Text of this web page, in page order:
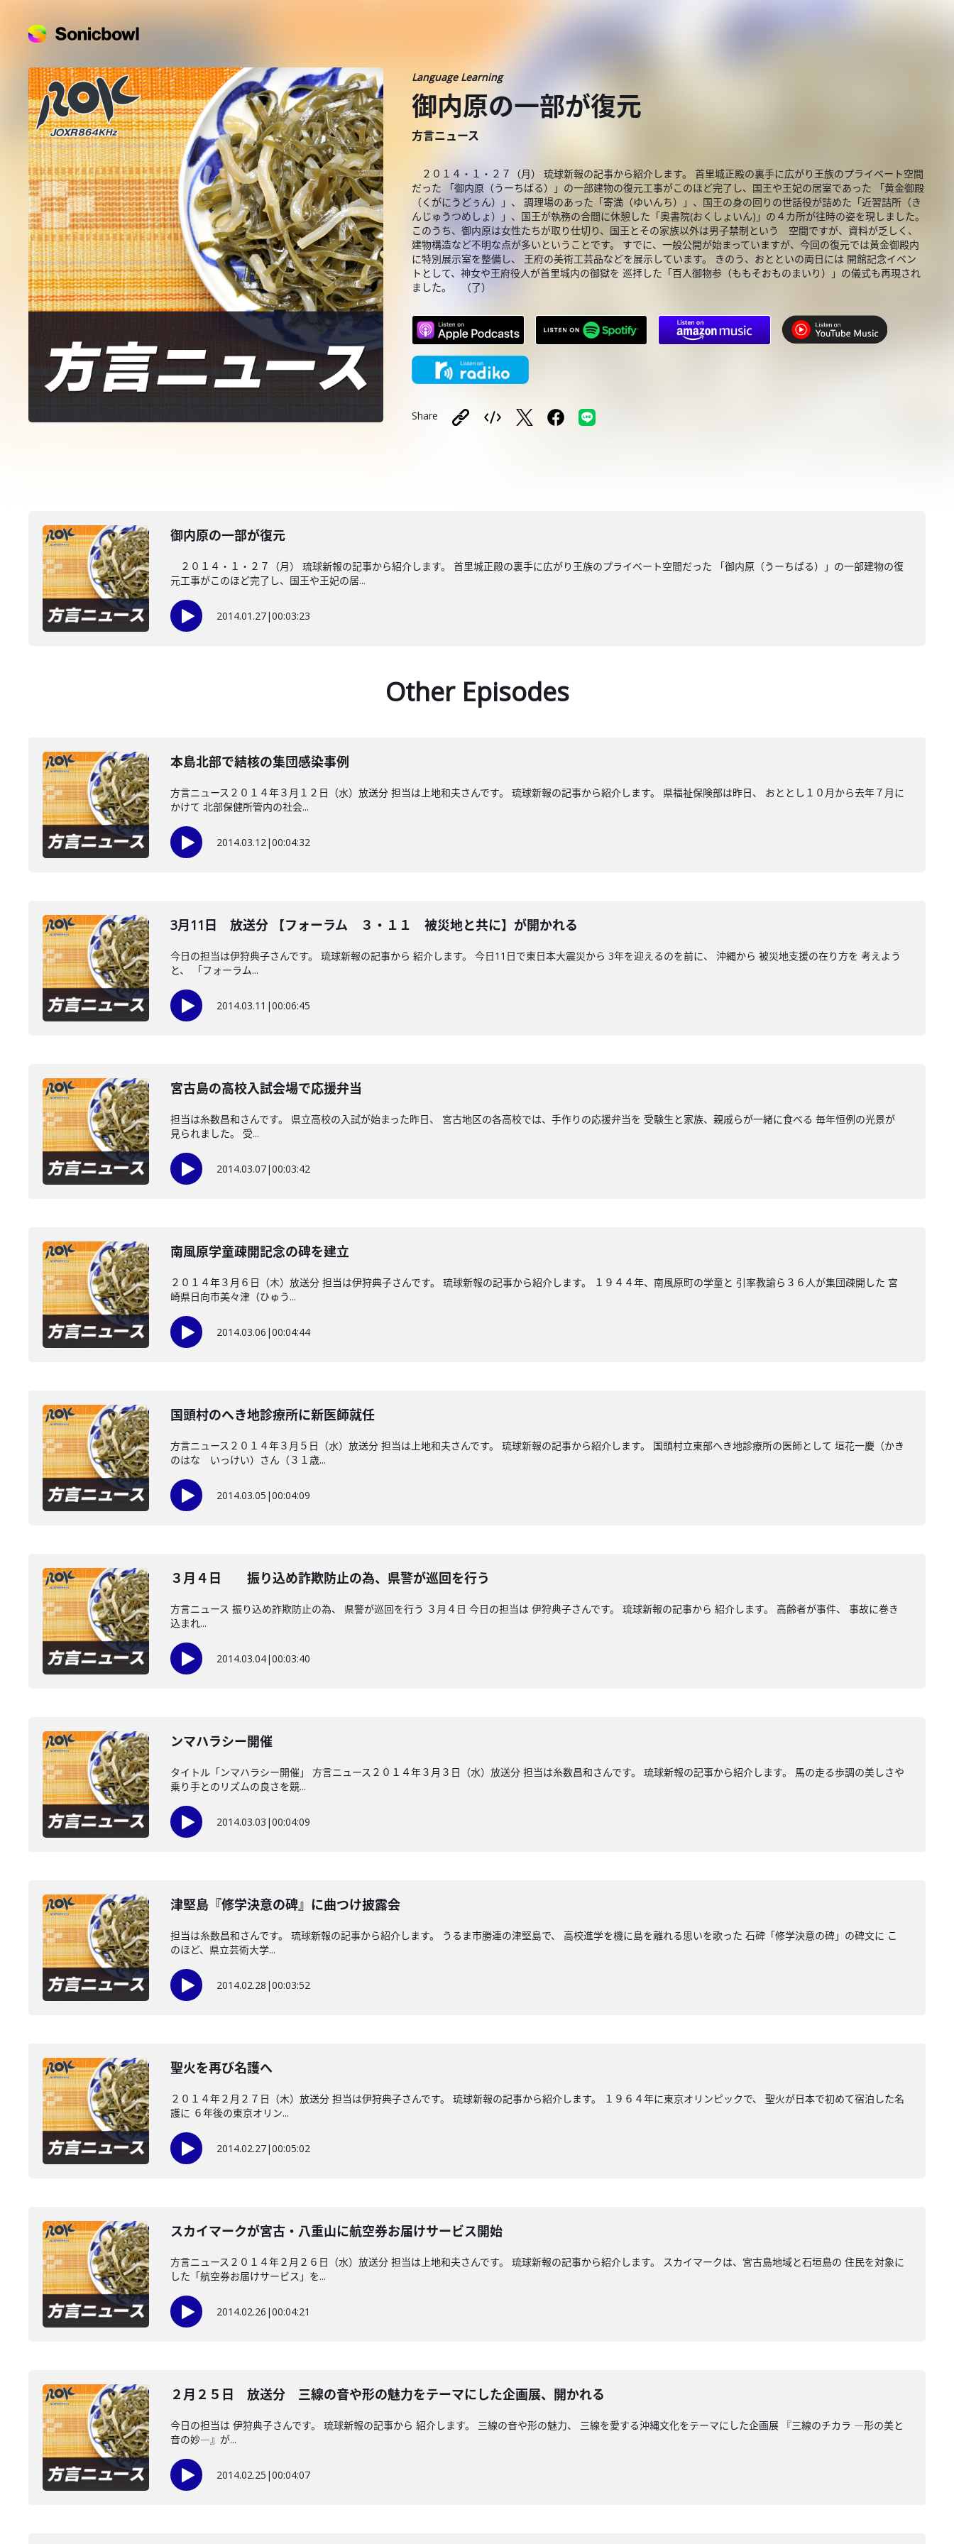
Language Learning
御内原の一部が復元
方言ニュース
２０１４・１・２７（月） 琉球新報の記事から紹介します。 首里城正殿の裏手に広がり王族のプライベート空間
だった 「御内原（うーちばる）」の一部建物の復元工事がこのほど完了し、国王や王妃の居室であった 「黄金御殿
（くがにうどぅん）」、 調理場のあった「寄満（ゆいんち）」、国王の身の回りの世話役が詰めた「近習詰所（き
んじゅうつめしょ）」、国王が執務の合間に休憩した「奥書院(おくしょいん)」の４カ所が往時の姿を現しました。
このうち、御内原は女性たちが取り仕切り、国王とその家族以外は男子禁制という 空間ですが、資料が乏しく、
建物構造など不明な点が多いということです。 すでに、一般公開が始まっていますが、今回の復元では黄金御殿内
に特別展示室を整備し、 王府の美術工芸品などを展示しています。 きのう、おとといの両日には 開館記念イベン
トとして、神女や王府役人が首里城内の御獄を 巡拝した「百人御物参（ももそおものまいり）」の儀式も再現され
ました。 （了）
Share
御内原の一部が復元
２０１４・１・２７（月） 琉球新報の記事から紹介します。 首里城正殿の裏手に広がり王族のプライベート空間だった 「御内原（うーちばる）」の一部建物の復
元工事がこのほど完了し、国王や王妃の居...
2014.01.27|00:03:23
Other Episodes
本島北部で結核の集団感染事例
方言ニュース２０１４年３月１２日（水）放送分 担当は上地和夫さんです。 琉球新報の記事から紹介します。 県福祉保険部は昨日、 おととし１０月から去年７月に
かけて 北部保健所管内の社会...
2014.03.12|00:04:32
3月11日 放送分 【フォーラム ３・１１ 被災地と共に】が開かれる
今日の担当は伊狩典子さんです。 琉球新報の記事から 紹介します。 今日11日で東日本大震災から 3年を迎えるのを前に、 沖縄から 被災地支援の在り方を 考えよう
と、 「フォーラム...
2014.03.11 |00:06:45
宮古島の高校入試会場で応援弁当
担当は糸数昌和さんです。 県立高校の入試が始まった昨日、 宮古地区の各高校では、手作りの応援弁当を 受験生と家族、親戚らが一緒に食べる 毎年恒例の光景が
見られました。 受...
2014.03.07|00:03:42
南風原学童疎開記念の碑を建立
２０１４年３月６日（木）放送分 担当は伊狩典子さんです。 琉球新報の記事から紹介します。 １９４４年、南風原町の学童と 引率教諭ら３６人が集団疎開した 宮
崎県日向市美々津（ひゅう...
2014.03.06 |00:04:44
国頭村のへき地診療所に新医師就任
方言ニュース２０１４年３月５日（水）放送分 担当は上地和夫さんです。 琉球新報の記事から紹介します。 国頭村立東部へき地診療所の医師として 垣花一慶（かき
のはな いっけい）さん（３１歳...
2014.03.05 |00:04:09
３月４日 振り込め詐欺防止の為、県警が巡回を行う
方言ニュース 振り込め詐欺防止の為、 県警が巡回を行う ３月４日 今日の担当は 伊狩典子さんです。 琉球新報の記事から 紹介します。 高齢者が事件、 事故に巻き
込まれ...
2014.03.04|00:03:40
ンマハラシー開催
タイトル「ンマハラシー開催」 方言ニュース２０１４年３月３日（水）放送分 担当は糸数昌和さんです。 琉球新報の記事から紹介します。 馬の走る歩調の美しさや
乗り手とのリズムの良さを競...
2014.03.03 |00:04:09
津堅島『修学決意の碑』に曲つけ披露会
担当は糸数昌和さんです。 琉球新報の記事から紹介します。 うるま市勝連の津堅島で、 高校進学を機に島を離れる思いを歌った 石碑「修学決意の碑」の碑文に こ
のほど、県立芸術大学...
2014.02.28 |00:03:52
聖火を再び名護へ
２０１４年２月２７日（木）放送分 担当は伊狩典子さんです。 琉球新報の記事から紹介します。 １９６４年に東京オリンピックで、 聖火が日本で初めて宿泊した名
護に ６年後の東京オリン...
2014.02.27|00:05:02
スカイマークが宮古・八重山に航空券お届けサービス開始
方言ニュース２０１４年２月２６日（水）放送分 担当は上地和夫さんです。 琉球新報の記事から紹介します。 スカイマークは、宮古島地域と石垣島の 住民を対象に
した「航空券お届けサービス」を...
2014.02.26 |00:04:21
２月２５日 放送分 三線の音や形の魅力をテーマにした企画展、開かれる
今日の担当は 伊狩典子さんです。 琉球新報の記事から 紹介します。 三線の音や形の魅力、 三線を愛する沖縄文化をテーマにした企画展 『三線のチカラ ―形の美と
音の妙―』が...
2014.02.25 |00:04:07